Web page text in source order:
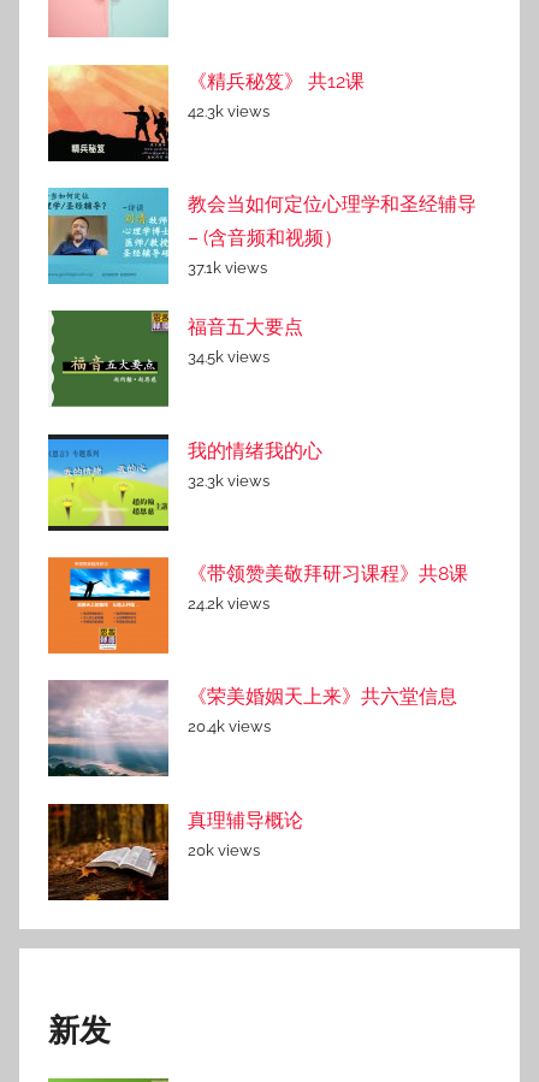
《精兵秘笈》 共12课
42.3k views
教会当如何定位心理学和圣经辅导
– (含音频和视频）
37.1k views
福音五大要点
34.5k views
我的情绪我的心
32.3k views
《带领赞美敬拜研习课程》共8课
24.2k views
《荣美婚姻天上来》共六堂信息
20.4k views
真理辅导概论
20k views
新发